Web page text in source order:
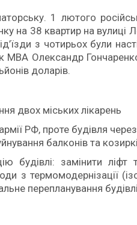
1 лютого
на 38 квартир на вулиці
з чотирьох були
МВА Олександр
доларів.
двох міських лікарень
РФ, проте будівля
балконів та
будівлі: замінити ліфт
з термомодернізації
перепланування